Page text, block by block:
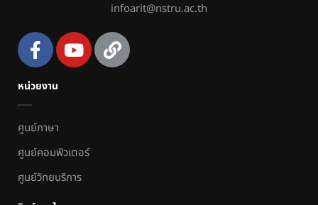
infoarit@nstru.ac.th
หน่วยงาน
ศูนย์ภาษา
ศูนย์คอมพิวเตอร์
ศูนย์วิทยบริการ